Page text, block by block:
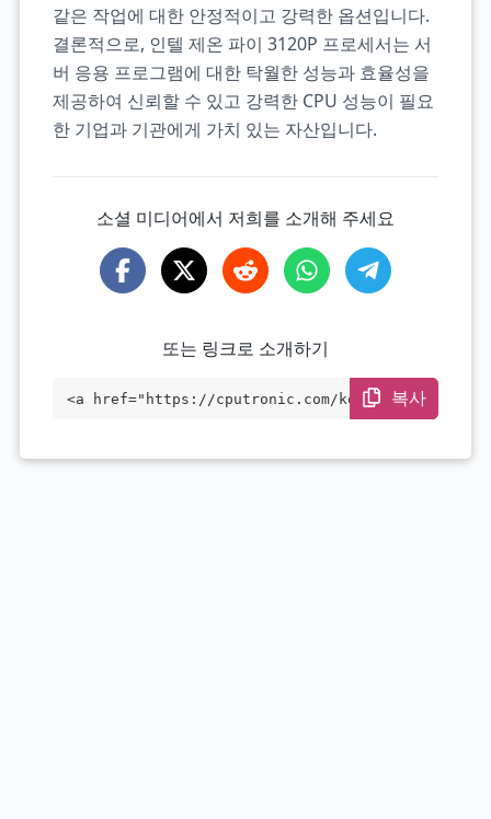
같은 작업에 대한 안정적이고 강력한 옵션입니다.
결론적으로, 인텔 제온 파이 3120P 프로세서는 서
버 응용 프로그램에 대한 탁월한 성능과 효율성을
제공하여 신뢰할 수 있고 강력한 CPU 성능이 필요
한 기업과 기관에게 가치 있는 자산입니다.
소셜 미디어에서 저희를 소개해 주세요
또는 링크로 소개하기
<a href="https://cputronic.com/ko/cpu/in
복사